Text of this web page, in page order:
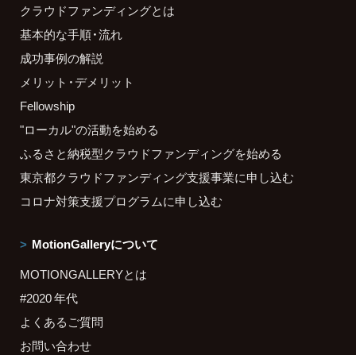
クラウドファンディングとは
基本的な手順・流れ
成功事例の解説
メリット・デメリット
Fellowship
"ローカル"の活動を始める
ふるさと納税型クラウドファンディングを始める
東京都クラウドファンディング支援事業に申し込む
コロナ対策支援プログラムに申し込む
MotionGalleryについて
MOTIONGALLERYとは
#2020 年代
よくあるご質問
お問い合わせ